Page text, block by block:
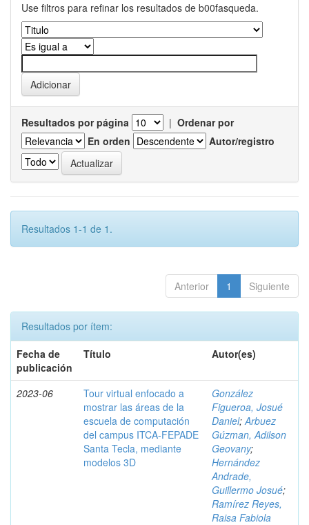
Use filtros para refinar los resultados de b00fasqueda.
Resultados por página | Ordenar por
En orden
Autor/registro
Resultados 1-1 de 1.
Anterior 1 Siguiente
Resultados por ítem:
Fecha de
publicación
Título Autor(es)
2023-06
Tour virtual enfocado a
mostrar las áreas de la
escuela de computación
del campus ITCA-FEPADE
Santa Tecla, mediante
modelos 3D
González
Figueroa, Josué
Daniel;Arbuez
Gúzman, Adilson
Geovany;
Hernández
Andrade,
Guillermo Josué;
Ramírez Reyes,
Raisa Fabiola